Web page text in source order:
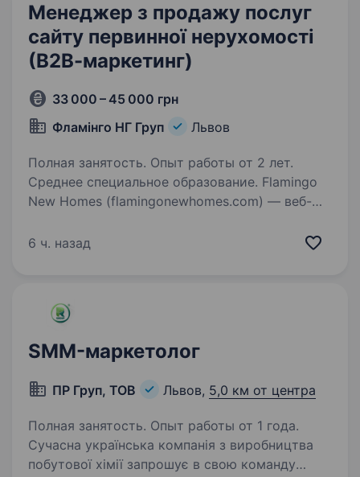
Менеджер з продажу послуг
сайту первинної нерухомості
(В2В-маркетинг)
33 000 – 45 000 грн
Фламінго НГ Груп
Львов
Полная занятость. Опыт работы от 2 лет.
Среднее специальное образование. Flamingo
New Homes (flamingonewhomes.com) — веб-
та покупців лише первинної нерухомості.
6 ч. назад
SMM-маркетолог
ПР Груп, ТОВ Львов, 5,0 км от центра
Полная занятость. Опыт работы от 1 года.
Сучасна українська компанія з виробництва
побутової хімії запрошує в свою команду